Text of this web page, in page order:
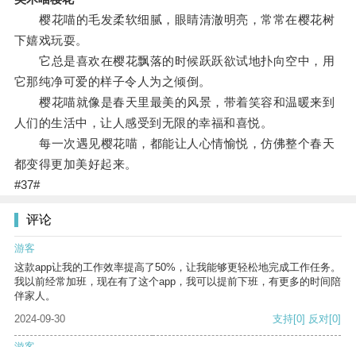
樱花喵的毛发柔软细腻，眼睛清澈明亮，常常在樱花树
下嬉戏玩耍。
它总是喜欢在樱花飘落的时候跃跃欲试地扑向空中，用
它那纯净可爱的样子令人为之倾倒。
樱花喵就像是春天里最美的风景，带着笑容和温暖来到
人们的生活中，让人感受到无限的幸福和喜悦。
每一次遇见樱花喵，都能让人心情愉悦，仿佛整个春天
都变得更加美好起来。
#37#
评论
游客
这款app让我的工作效率提高了50%，让我能够更轻松地完成工作任务。
我以前经常加班，现在有了这个app，我可以提前下班，有更多的时间陪
伴家人。
2024-09-30
支持[0] 反对[0]